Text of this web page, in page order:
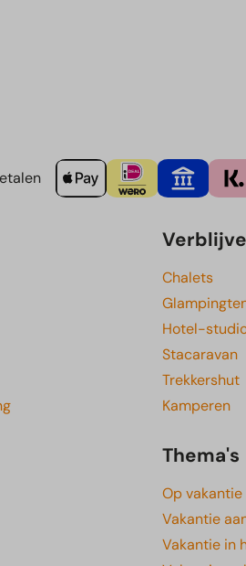
Chalets
Hotel-
Stacaravan
Trekkershut
Kamperen
Thema's
Op
Vakantie
Vakantie in